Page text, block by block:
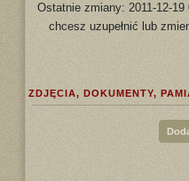
Ostatnie zmiany: 2011-12-19
chcesz uzupełnić lub
ZDJĘCIA, DOKUMENTY,